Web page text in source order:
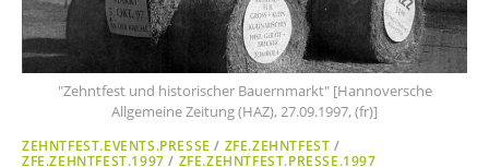
"Zehntfest und historischer Bauernmarkt" [Hannoversche
Allgemeine Zeitung (HAZ), 27.09.1997, (fr)]
ZEHNTFEST.EVENTS.PRESSE / ZFE.ZEHNTFEST /
ZFE.ZEHNTFEST.1997 / ZFE.ZEHNTFEST.PRESSE.1997